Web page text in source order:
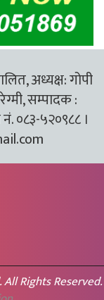
अध्यक्ष: गोपी
सम्पादक :
०८३-५२०९८८ ।
Rights Reserved.